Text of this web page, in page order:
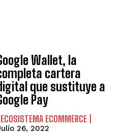
Wallet, la
cartera
que sustituye a
Pay
ECOSISTEMA ECOMMERCE
26, 2022